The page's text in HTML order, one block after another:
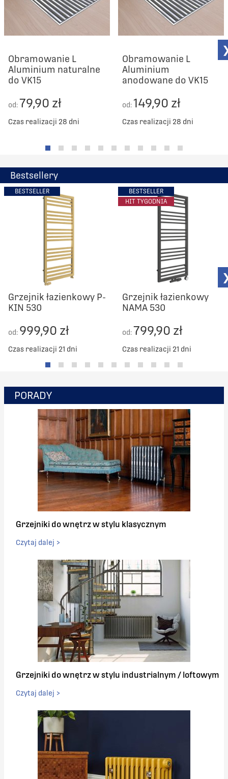
Obramowanie L
Aluminium naturalne
do VK15
od:79,90 zł
Czas realizacji 28 dni
Obramowanie L
Aluminium
anodowane do VK15
od:149,90 zł
Czas realizacji 28 dni
Bestsellery
BESTSELLER
Grzejnik łazienkowy P-
KIN 530
od: 999,90 zł
Czas realizacji 21 dni
BESTSELLER
HIT TYGODNIA
Grzejnik łazienkowy
NAMA 530
od:799,90 zł
Czas realizacji 21 dni
PORADY
Grzejniki do wnętrz w stylu klasycznym
Czytaj dalej >
Grzejniki do wnętrz w stylu industrialnym / loftowym
Czytaj dalej >